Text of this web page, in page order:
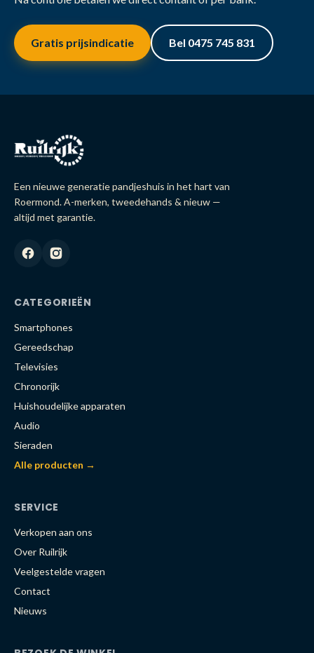
Gratis prijsindicatie Bel 0475 745 831
Een nieuwe generatie pandjeshuis in het hart van
Roermond. A-merken, tweedehands & nieuw —
altijd met garantie.
CATEGORIEËN
Smartphones
Gereedschap
Televisies
Chronorijk
Huishoudelijke apparaten
Audio
Sieraden
Alle producten →
SERVICE
Verkopen aan ons
Over Ruilrijk
Veelgestelde vragen
Contact
Nieuws